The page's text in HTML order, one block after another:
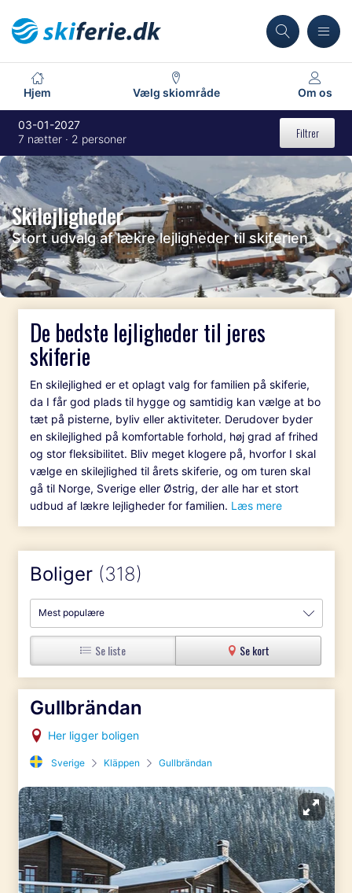
Hjem Vælg skiområde Om os
03-01-2027
7 nætter · 2 personer
Filtrer
Skilejligheder
Stort udvalg af lækre lejligheder til skiferien
De bedste lejligheder til jeres
skiferie
En skilejlighed er et oplagt valg for familien på skiferie,
da I får god plads til hygge og samtidig kan vælge at bo
tæt på pisterne, byliv eller aktiviteter. Derudover byder
en skilejlighed på komfortable forhold, høj grad af frihed
og stor fleksibilitet. Bliv meget klogere på, hvorfor I skal
vælge en skilejlighed til årets skiferie, og om turen skal
gå til Norge, Sverige eller Østrig, der alle har et stort
udbud af lækre lejligheder for familien. Læs mere
Boliger (318)
Mest populære
Se liste Se kort
Gullbrändan
Her ligger boligen
Sverige Kläppen Gullbrändan